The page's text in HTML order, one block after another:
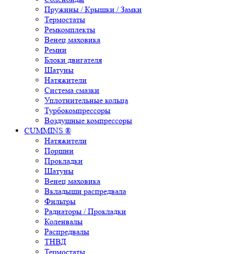
Пружины / Крышки / Замки
Термостаты
Ремкомплекты
Венец маховика
Ремни
Блоки двигателя
Шатуны
Натяжители
Система смазки
Уплотнительные кольца
Турбокомпрессоры
Воздушные компрессоры
CUMMINS ®
Натяжители
Поршни
Прокладки
Шатуны
Венец маховика
Вкладыши распредвала
Фильтры
Радиаторы / Прокладки
Коленвалы
Распредвалы
ТНВД
Термостаты